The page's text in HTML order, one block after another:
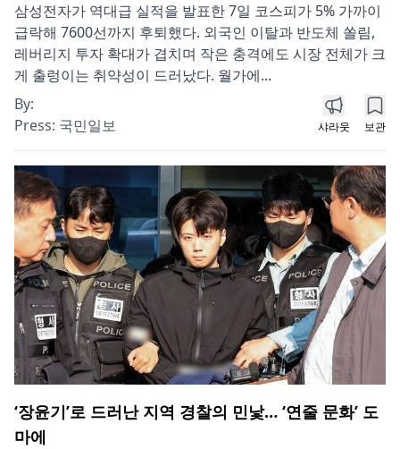
삼성전자가 역대급 실적을 발표한 7일 코스피가 5% 가까이
급락해 7600선까지 후퇴했다. 외국인 이탈과 반도체 쏠림,
레버리지 투자 확대가 겹치며 작은 충격에도 시장 전체가 크
게 출렁이는 취약성이 드러났다. 월가에...
By:
Press: 국민일보 샤라웃 보관
‘장윤기’로 드러난 지역 경찰의 민낯… ‘연줄 문화’ 도
마에